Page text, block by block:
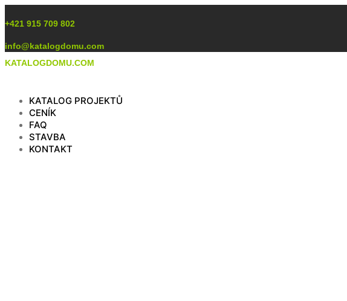
obsah
+421 915 709 802
info@katalogdomu.com
KATALOGDOMU.COM
KATALOG PROJEKTŮ
CENÍK
FAQ
STAVBA
KONTAKT